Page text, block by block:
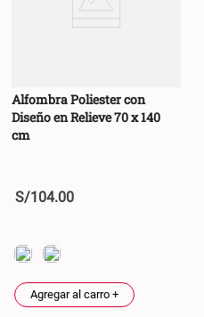
Alfombra Poliester con
Diseño en Relieve 70 x 140
cm
S/104.00
Agregar al carro +